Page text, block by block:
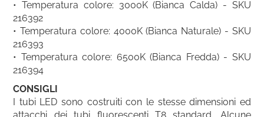
• Temperatura colore: 3000K (Bianca Calda) - SKU
216392
• Temperatura colore: 4000K (Bianca Naturale) - SKU
216393
• Temperatura colore: 6500K (Bianca Fredda) - SKU
216394
CONSIGLI
I tubi LED sono costruiti con le stesse dimensioni ed